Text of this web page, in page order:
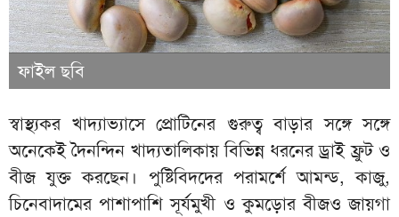
ফাইল ছবি
স্বাস্থ্যকর খাদ্যাভ্যাসে প্রোটিনের গুরুত্ব বাড়ার সঙ্গে সঙ্গে
অনেকেই দৈনন্দিন খাদ্যতালিকায় বিভিন্ন ধরনের ড্রাই ফ্রুট ও
বীজ যুক্ত করছেন। পুষ্টিবিদদের পরামর্শে আমন্ড, কাজু,
চিনেবাদামের পাশাপাশি সূর্যমুখী ও কুমড়োর বীজও জায়গা